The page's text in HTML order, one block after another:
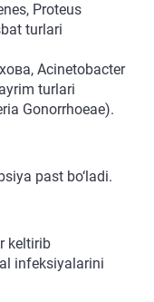
Proteus
turlari
Acinetobacter
turlari
Gonorrhoeae).
past bo‘ladi.
keltirib
infeksiyalarini